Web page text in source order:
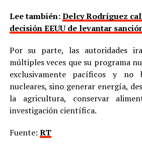
Lee también:Delcy Rodríguez
decisión EEUU de levantar
Por su parte, las autoridades
múltiples veces que su programa
exclusivamente pacíficos y no
nucleares, sino generar energía,
la agricultura, conservar
investigación científica.
Fuente: RT